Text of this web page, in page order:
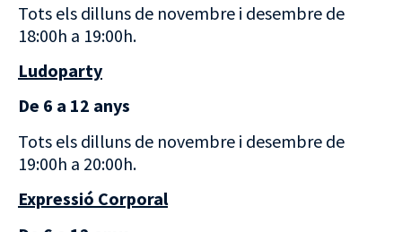
Tots els dilluns de novembre i desembre de
18:00h a 19:00h.
Ludoparty
De 6 a 12 anys
Tots els dilluns de novembre i desembre de
19:00h a 20:00h.
Expressió Corporal